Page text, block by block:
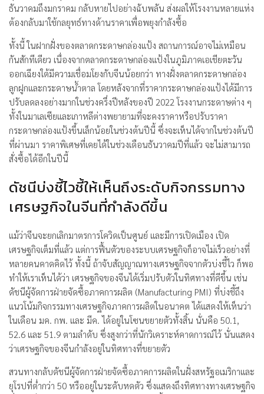
ธันวาคมถึงมกราคม กลับหายไปอย่างฉับพลัน ส่งผลให้โรงงานหลายแห่ง
ต้องกลับมาใช้กลยุทธ์ทางด้านราคาเพื่อพยุงกำลังซื้อ
ทั้งนี้ ในฝากฝั่งของตลาดกระดาษกล่องแป้ง สถานการณ์อาจไม่เหมือน
กันสักทีเดียว เนื่องจากตลาดกระดาษกล่องแป้งในภูมิภาคเอเชียตะวัน
ออกเฉียงใต้มีความเชื่อมโยงกับจีนน้อยกว่า ทางฝั่งตลาดกระดาษกล่อง
ลูกฝูกและกระดาษน้ำตาล โดยหลังจากที่ราคากระดาษกล่องแป้งได้มีการ
ปรับลดลงอย่างมากในช่วงครึ่งปีหลังของปี 2022 โรงงานกระดาษต่าง ๆ
ทั้งในมาเลเซียและเกาหลีต่างพยายามที่จะคงราคาหรือปรับราคา
กระดาษกล่องแป้งขึ้นเล็กน้อยในช่วงต้นปีนี้ ซึ่งจะเห็นได้จากในช่วงต้นปี
ที่ผ่านมา ราคาพิเศษที่เคยได้ในช่วงเดือนธันวาคมปีที่แล้ว จะไม่สามารถ
สั่งซื้อได้อีกในปีนี้
ดัชนีบ่งชี้ไวชี้ให้เห็นถึงระดับกิจกรรมทาง
เศรษฐกิจในจีนที่กำลังดีขึ้น
แม้ว่าจีนจะยกเลิกมาตรการโควิดเป็นศูนย์ และมีการเปิดเมือง เปิด
เศรษฐกิจเต็มที่แล้ว แต่การฟื้นตัวของระบบเศรษฐกิจก็อาจไม่เร็วอย่างที่
หลายคนคาดคิดไว้ ทั้งนี้ ถ้าจับสัญญาณทางเศรษฐกิจจากตัวบ่งชี้ไว ก็พอ
ทำให้เราเห็นได้ว่า เศรษฐกิจของจีนได้เริ่มปรับตัวในทิศทางที่ดีขึ้น เช่น
ดัชนีผู้จัดการฝ่ายจัดซื้อภาคการผลิต (Manufacturing PMI) ที่บ่งชี้ถึง
แนวโน้มกิจกรรมทางเศรษฐกิจภาคการผลิตในอนาคต ได้แสดงให้เห็นว่า
ในเดือน มค. กพ. และ มีค. ได้อยู่ในโซนขยายตัวทั้งสิ้น นั่นคือ 50.1,
52.6 และ 51.9 ตามลำดับ ซึ่งสูงกว่าที่นักวิเคราะห์คาดการณ์ไว้ นั่นแสดง
ว่าเศรษฐกิจของจีนกำลังอยู่ในทิศทางที่ขยายตัว
สวนทางกลับดัชนีผู้จัดการฝ่ายจัดซื้อภาคการผลิตในฝั่งสหรัฐอเมริกาและ
ยุโรปที่ต่ำกว่า 50 หรืออยู่ในระดับหดตัว ซึ่งแสดงถึงทิศทางทางเศรษฐกิจ